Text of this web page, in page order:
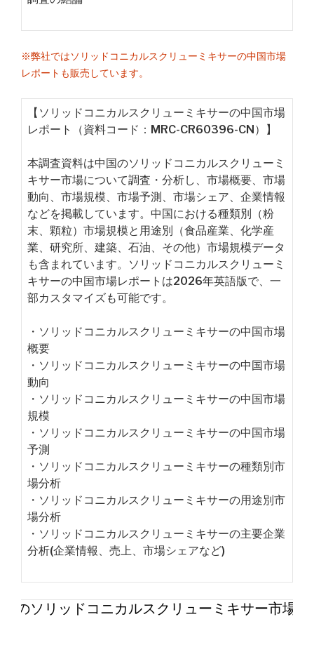
※弊社ではソリッドコニカルスクリューミキサーの中国市場
レポートも販売しています。
【ソリッドコニカルスクリューミキサーの中国市場
レポート（資料コード：MRC-CR60396-CN）】
本調査資料は中国のソリッドコニカルスクリューミ
キサー市場について調査・分析し、市場概要、市場
動向、市場規模、市場予測、市場シェア、企業情報
などを掲載しています。中国における種類別（粉
末、顆粒）市場規模と用途別（食品産業、化学産
業、研究所、建築、石油、その他）市場規模データ
も含まれています。ソリッドコニカルスクリューミ
キサーの中国市場レポートは2026年英語版で、一
部カスタマイズも可能です。
・ソリッドコニカルスクリューミキサーの中国市場
概要
・ソリッドコニカルスクリューミキサーの中国市場
動向
・ソリッドコニカルスクリューミキサーの中国市場
規模
・ソリッドコニカルスクリューミキサーの中国市場
予測
・ソリッドコニカルスクリューミキサーの種類別市
場分析
・ソリッドコニカルスクリューミキサーの用途別市
場分析
・ソリッドコニカルスクリューミキサーの主要企業
分析(企業情報、売上、市場シェアなど)
のソリッドコニカルスクリューミキサー市場